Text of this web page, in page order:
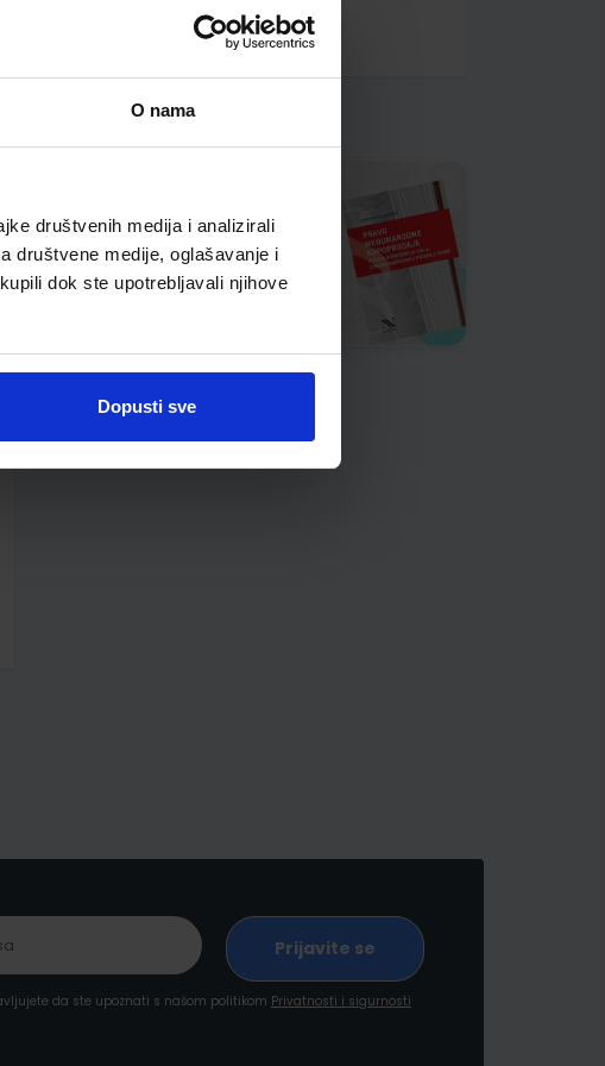
O nama
društvenih medija i analizirali
društvene medije, oglašavanje i
dok ste upotrebljavali njihove
Dopusti sve
da ste upoznati s našom politikom Privatnosti i sigurnosti